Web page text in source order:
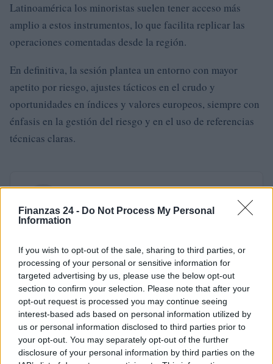
Finanzas 24 - Do Not Process My Personal
Information
If you wish to opt-out of the sale, sharing to third parties, or
processing of your personal or sensitive information for
targeted advertising by us, please use the below opt-out
section to confirm your selection. Please note that after your
opt-out request is processed you may continue seeing
interest-based ads based on personal information utilized by
us or personal information disclosed to third parties prior to
your opt-out. You may separately opt-out of the further
disclosure of your personal information by third parties on the
Latinoamérica los minoristas suelen tener acceso más
amplio a estos instrumentos, lo que facilita replicar las
operaciones comentadas desde la región.
En definitiva, la sesión plantea un entorno con mayor
apetito por riesgo, ajustes tácticos en el crudo y
oportunidades en índices y valores europeos, siempre con
énfasis en la gestión del riesgo y en el uso de referencias
técnicas claras.
AUTOR
Staff